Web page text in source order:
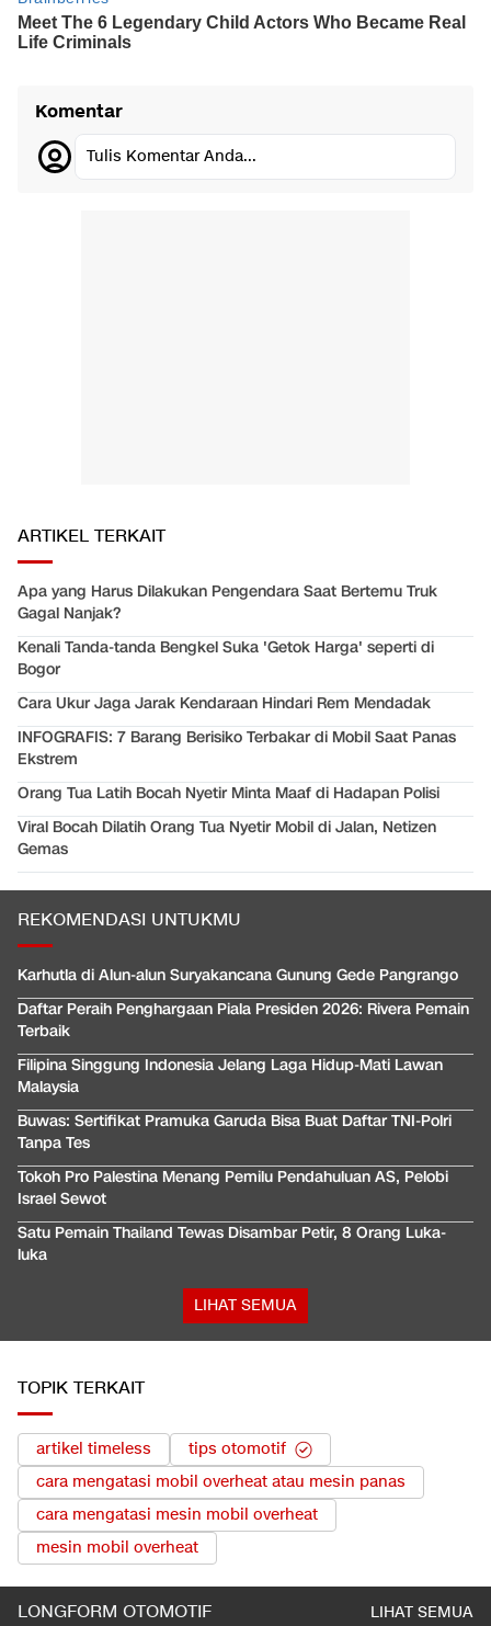
Komentar
Tulis Komentar Anda...
ARTIKEL TERKAIT
Apa yang Harus Dilakukan Pengendara Saat Bertemu Truk
Gagal Nanjak?
Kenali Tanda-tanda Bengkel Suka 'Getok Harga' seperti di
Bogor
Cara Ukur Jaga Jarak Kendaraan Hindari Rem Mendadak
INFOGRAFIS: 7 Barang Berisiko Terbakar di Mobil Saat Panas
Ekstrem
Orang Tua Latih Bocah Nyetir Minta Maaf di Hadapan Polisi
Viral Bocah Dilatih Orang Tua Nyetir Mobil di Jalan, Netizen
Gemas
REKOMENDASI UNTUKMU
Karhutla di Alun-alun Suryakancana Gunung Gede Pangrango
Daftar Peraih Penghargaan Piala Presiden 2026: Rivera Pemain
Terbaik
Filipina Singgung Indonesia Jelang Laga Hidup-Mati Lawan
Malaysia
Buwas: Sertifikat Pramuka Garuda Bisa Buat Daftar TNI-Polri
Tanpa Tes
Tokoh Pro Palestina Menang Pemilu Pendahuluan AS, Pelobi
Israel Sewot
Satu Pemain Thailand Tewas Disambar Petir, 8 Orang Luka-
luka
LIHAT SEMUA
TOPIK TERKAIT
artikel timeless
tips otomotif
cara mengatasi mobil overheat atau mesin panas
cara mengatasi mesin mobil overheat
mesin mobil overheat
LONGFORM OTOMOTIF LIHAT SEMUA